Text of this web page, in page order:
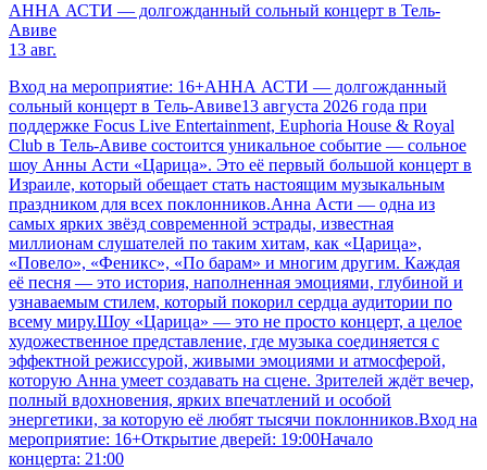
АННА АСТИ — долгожданный сольный концерт в Тель-
Авиве
13 авг.
Вход на мероприятие: 16+АННА АСТИ — долгожданный
сольный концерт в Тель-Авиве13 августа 2026 года при
поддержке Focus Live Entertainment, Euphoria House & Royal
Club в Тель-Авиве состоится уникальное событие — сольное
шоу Анны Асти «Царица». Это её первый большой концерт в
Израиле, который обещает стать настоящим музыкальным
праздником для всех поклонников.Анна Асти — одна из
самых ярких звёзд современной эстрады, известная
миллионам слушателей по таким хитам, как «Царица»,
«Повело», «Феникс», «По барам» и многим другим. Каждая
её песня — это история, наполненная эмоциями, глубиной и
узнаваемым стилем, который покорил сердца аудитории по
всему миру.Шоу «Царица» — это не просто концерт, а целое
художественное представление, где музыка соединяется с
эффектной режиссурой, живыми эмоциями и атмосферой,
которую Анна умеет создавать на сцене. Зрителей ждёт вечер,
полный вдохновения, ярких впечатлений и особой
энергетики, за которую её любят тысячи поклонников.Вход на
мероприятие: 16+Открытие дверей: 19:00Начало
концерта: 21:00